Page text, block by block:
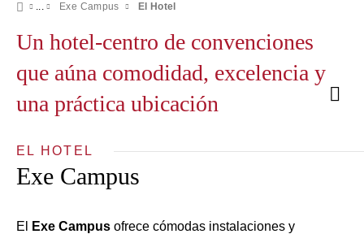
Exe Campus El Hotel
Un hotel-centro de convenciones
que aúna comodidad, excelencia y
una práctica ubicación
EL HOTEL
Exe Campus
El Exe Campus ofrece cómodas instalaciones y